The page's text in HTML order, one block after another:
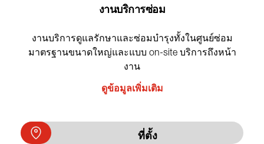
งานบริการซ่อม
งานบริการดูแลรักษาและซ่อมบำรุงทั้งในศูนย์ซ่อม
มาตรฐานขนาดใหญ่และแบบ on-site บริการถึงหน้า
งาน
ดูข้อมูลเพิ่มเติม
ที่ตั้ง